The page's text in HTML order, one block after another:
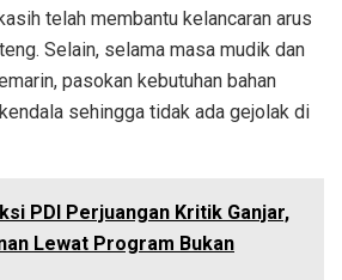
telah membantu kelancaran arus
Selain, selama masa mudik dan
pasokan kebutuhan bahan
sehingga tidak ada gejolak di
PDI Perjuangan Kritik Ganjar,
Lewat Program Bukan